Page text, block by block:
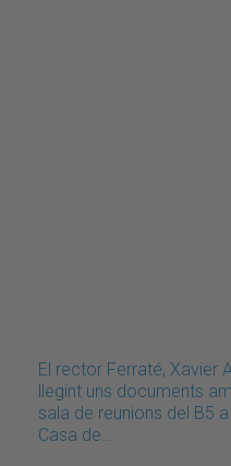
El rector Ferraté, Xavier
llegint uns documents
sala de reunions del B5
Casa de…